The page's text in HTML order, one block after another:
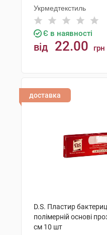
Укрмедтекстиль
Є в наявності
від 22.00 грн
доставка
D.S. Пластир
полімерній основі
см 10 шт